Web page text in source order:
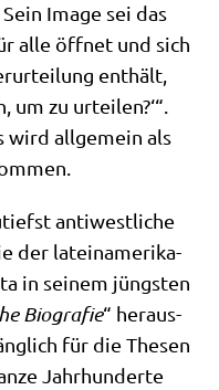
Image sei das
alle öff­net und sich
ent­hält,
um zu urtei­len?‘“.
wird all­ge­mein als
anti­west­li­che
der latein­ame­ri­ka­
in sei­nem jüng­sten
Bio­gra­fie“ her­aus­
für die The­sen
Jahr­hun­der­te